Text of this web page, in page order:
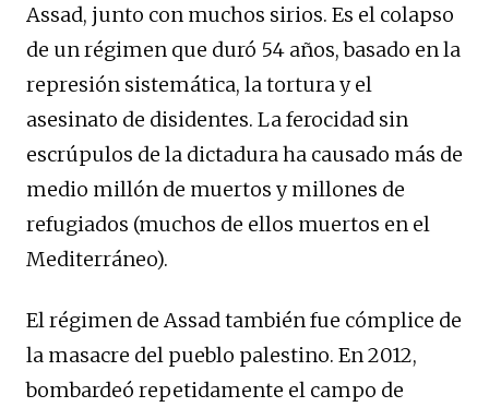
Assad, junto con muchos sirios. Es el colapso
de un régimen que duró 54 años, basado en la
represión sistemática, la tortura y el
asesinato de disidentes. La ferocidad sin
escrúpulos de la dictadura ha causado más de
medio millón de muertos y millones de
refugiados (muchos de ellos muertos en el
Mediterráneo).
El régimen de Assad también fue cómplice de
la masacre del pueblo palestino. En 2012,
bombardeó repetidamente el campo de